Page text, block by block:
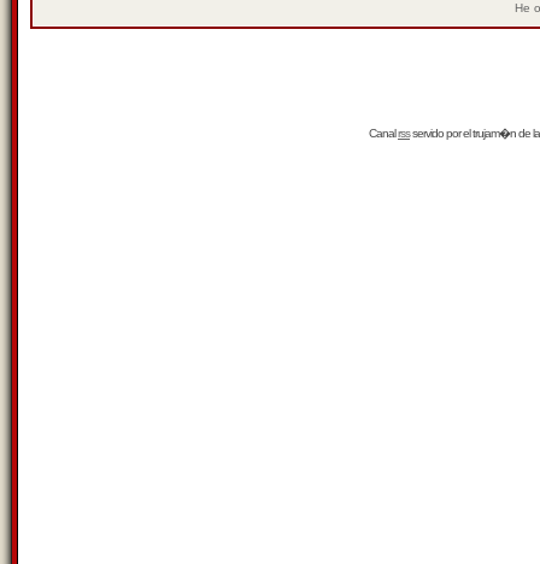
He
Canalrssservido por eltrujam�nde